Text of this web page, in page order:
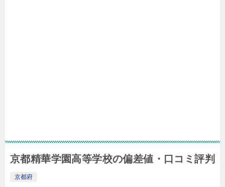
京都精華学園高等学校の偏差値・口コミ評判
京都府